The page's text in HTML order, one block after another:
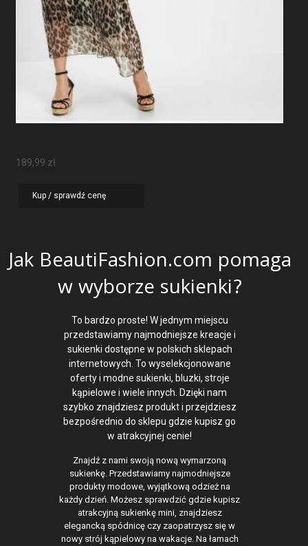
189,99 zł
Kup / sprawdź cenę
Jak BeautiFashion.com pomaga
w wyborze sukienki?
To bardzo proste! W jednym miejscu
przedstawiamy najmodniejsze kreacje i
sukienki dostępne w polskich sklepach
internetowych. To wyselekcjonowane
oferty i modne sukienki, bluzki, stroje
kąpielowe i wiele innych. Dzięki nam
szybko znajdziesz produkt i przejdziesz
bezpośrednio do sklepu gdzie kupisz go
w atrakcyjnej cenie!
Znajdź z nami swoją nową wymarzoną
sukienkę. Przedstawiamy najmodniejsze
produkty modowe, wyjątkową odzież na
każdy dzień. Możesz sprawdzić gdzie kupisz
atrakcyjną sukienkę mini, znajdziesz
elegancką spódnicę czy zaopatrzysz się w
nowy strój kąpielowy na wakacje. Na łamach